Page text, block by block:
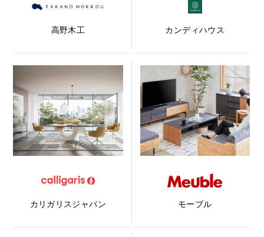
高野木工 カンディハウス
カリガリスジャパン モーブル